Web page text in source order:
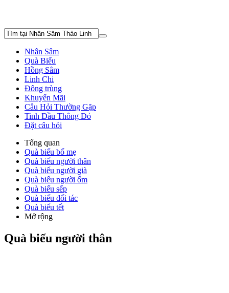
Nhân Sâm
Quà Biếu
Hồng Sâm
Linh Chi
Đông trùng
Khuyến Mãi
Câu Hỏi Thường Gặp
Tinh Dầu Thông Đỏ
Đặt câu hỏi
Tổng quan
Quà biếu bố mẹ
Quà biếu người thân
Quà biếu người già
Quà biếu người ốm
Quà biếu sếp
Quà biếu đối tác
Quà biếu tết
Mở rộng
Quà biếu người thân